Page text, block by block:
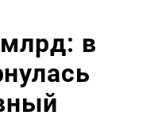
в